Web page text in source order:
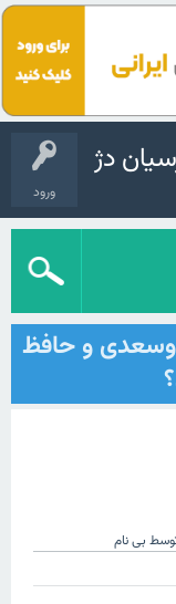
ورود
دژ
وسعدی و حافظ
بی نام